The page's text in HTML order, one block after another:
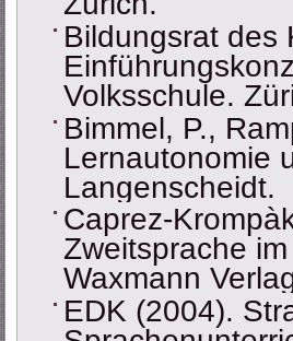
Bildungsrat des
Volksschule.
Bimmel, P.,
Lernautonomie
Langenscheidt.
Caprez-
Zweitsprache
Waxmann
EDK (2004).